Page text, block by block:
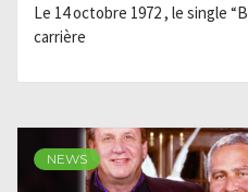
Le 14 octobre 1972 , le single
carrière
NEWS